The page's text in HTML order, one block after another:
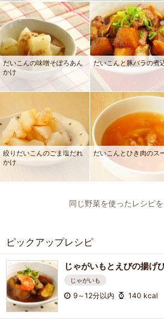
だいこんの味噌そぼろあん
かけ
だいこんと豚バラの煮
絞りだいこんのごま塩だれ
かけ
だいこんとひき肉のス
同じ野菜を使ったレシピ
ピックアップレシピ
じゃがいもとえびの揚げ
じゃがいも
9～12分以内 140 kcal